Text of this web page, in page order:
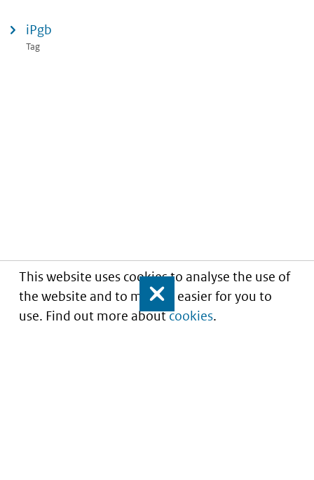
This website uses cookies to analyse the use of
the website and to make it easier for you to
use. Find out more aboutcookies.
Close
iPgb
Tag